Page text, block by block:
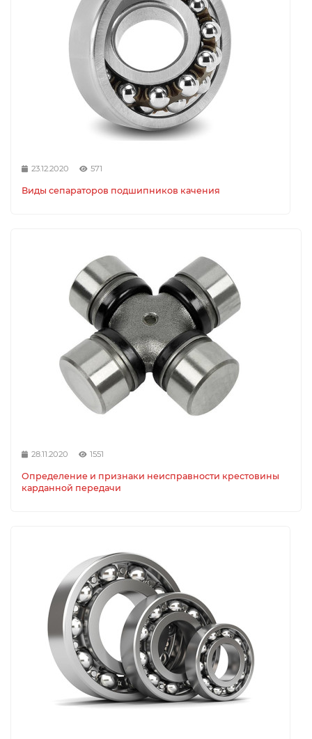
23.12.2020 571
Виды сепараторов подшипников качения
28.11.2020 1551
Определение и признаки неисправности крестовины
карданной передачи